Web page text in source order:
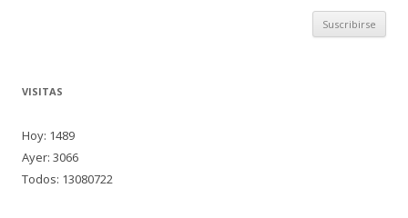
VISITAS
Hoy: 1489
Ayer: 3066
Todos: 13080722